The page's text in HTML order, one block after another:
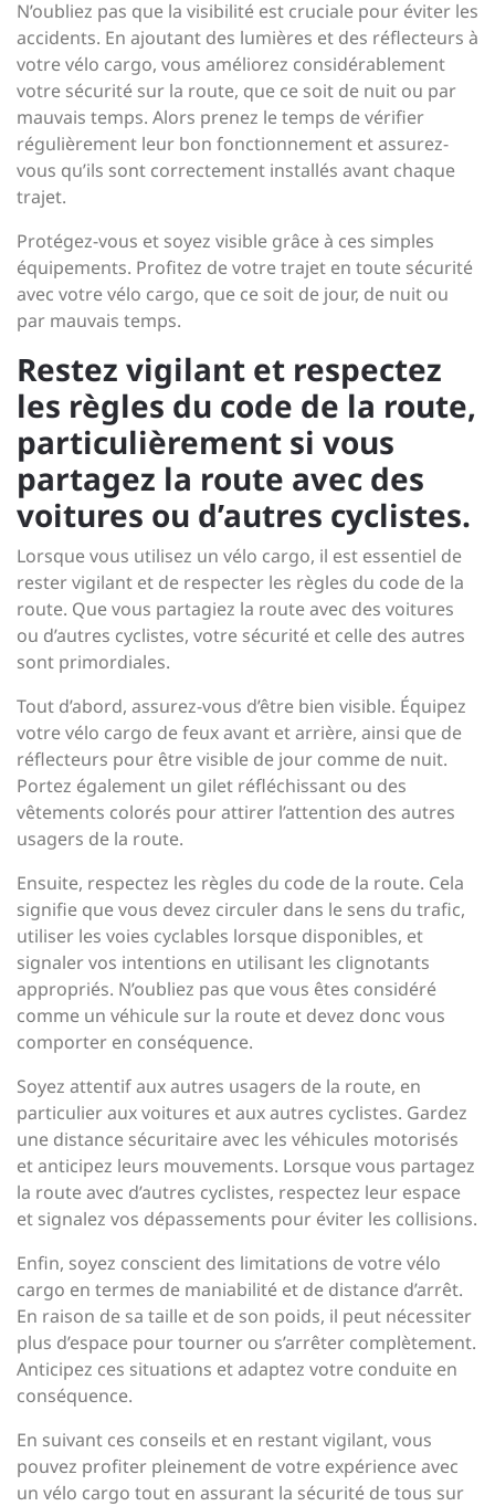
N’oubliez pas que la visibilité est cruciale pour éviter les
accidents. En ajoutant des lumières et des réflecteurs à
votre vélo cargo, vous améliorez considérablement
votre sécurité sur la route, que ce soit de nuit ou par
mauvais temps. Alors prenez le temps de vérifier
régulièrement leur bon fonctionnement et assurez-
vous qu’ils sont correctement installés avant chaque
trajet.
Protégez-vous et soyez visible grâce à ces simples
équipements. Profitez de votre trajet en toute sécurité
avec votre vélo cargo, que ce soit de jour, de nuit ou
par mauvais temps.
Restez vigilant et respectez
les règles du code de la route,
particulièrement si vous
partagez la route avec des
voitures ou d’autres cyclistes.
Lorsque vous utilisez un vélo cargo, il est essentiel de
rester vigilant et de respecter les règles du code de la
route. Que vous partagiez la route avec des voitures
ou d’autres cyclistes, votre sécurité et celle des autres
sont primordiales.
Tout d’abord, assurez-vous d’être bien visible. Équipez
votre vélo cargo de feux avant et arrière, ainsi que de
réflecteurs pour être visible de jour comme de nuit.
Portez également un gilet réfléchissant ou des
vêtements colorés pour attirer l’attention des autres
usagers de la route.
Ensuite, respectez les règles du code de la route. Cela
signifie que vous devez circuler dans le sens du trafic,
utiliser les voies cyclables lorsque disponibles, et
signaler vos intentions en utilisant les clignotants
appropriés. N’oubliez pas que vous êtes considéré
comme un véhicule sur la route et devez donc vous
comporter en conséquence.
Soyez attentif aux autres usagers de la route, en
particulier aux voitures et aux autres cyclistes. Gardez
une distance sécuritaire avec les véhicules motorisés
et anticipez leurs mouvements. Lorsque vous partagez
la route avec d’autres cyclistes, respectez leur espace
et signalez vos dépassements pour éviter les collisions.
Enfin, soyez conscient des limitations de votre vélo
cargo en termes de maniabilité et de distance d’arrêt.
En raison de sa taille et de son poids, il peut nécessiter
plus d’espace pour tourner ou s’arrêter complètement.
Anticipez ces situations et adaptez votre conduite en
conséquence.
En suivant ces conseils et en restant vigilant, vous
pouvez profiter pleinement de votre expérience avec
un vélo cargo tout en assurant la sécurité de tous sur